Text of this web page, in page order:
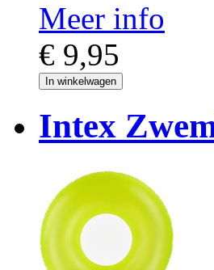
Meer info
€ 9,95
In winkelwagen
Intex